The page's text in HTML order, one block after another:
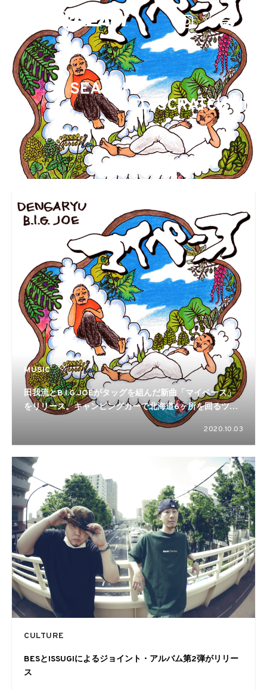
SEARCH
DJ SCRATCH
MUSIC
田我流とB.I.G.JOEがタッグを組んだ新曲「マイペース」
をリリース。キャンピングカーで北海道6ヶ所を回るツア
2020.10.03
CULTURE
BESとISSUGIによるジョイント・アルバム第2弾がリリー
ス